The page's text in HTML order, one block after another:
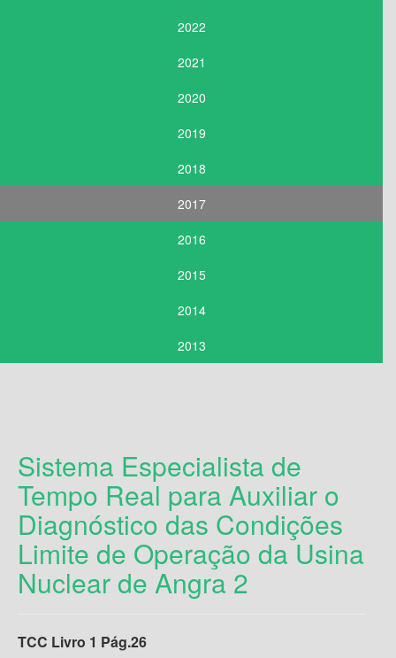
2022
2021
2020
2019
2018
2017
2016
2015
2014
2013
Sistema Especialista de
Tempo Real para Auxiliar o
Diagnóstico das Condições
Limite de Operação da Usina
Nuclear de Angra 2
TCC Livro 1 Pág.26